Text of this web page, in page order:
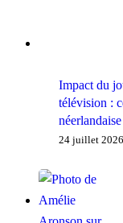
Impact du
télévision :
néerlandaise
24 juillet 2026